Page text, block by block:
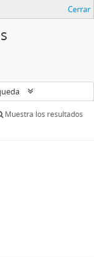
Cerrar
Muestra los resultados